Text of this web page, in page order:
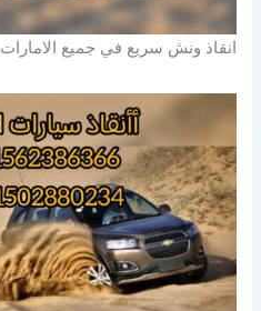
انقاذ ونش سريع في جميع الامارات